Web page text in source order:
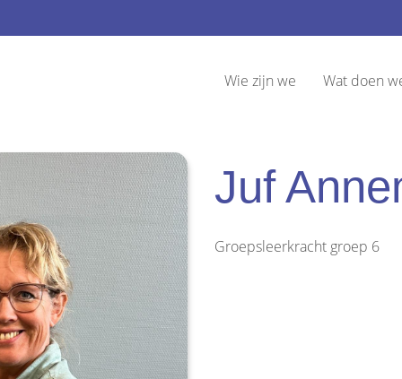
Wie zijn we Wat doen
Juf
Groepsleerkracht groep 6